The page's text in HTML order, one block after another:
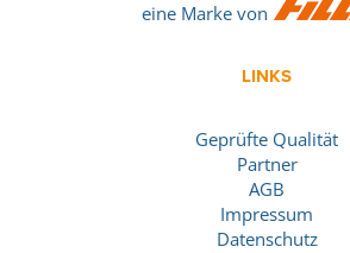
eine Marke von
LINKS
Geprüfte Qualität
Partner
AGB
Impressum
Datenschutz